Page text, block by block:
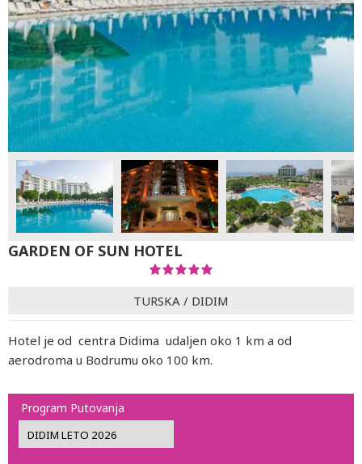
GARDEN OF SUN HOTEL
TURSKA / DIDIM
Hotel je od centra Didima udaljen oko 1 km a od
aerodroma u Bodrumu oko 100 km.
Program Putovanja